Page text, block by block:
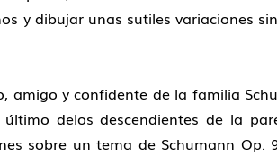
y dibujar unas sutiles variaciones
y confidente de la familia
delos descendientes de la
sobre un tema de Schumann